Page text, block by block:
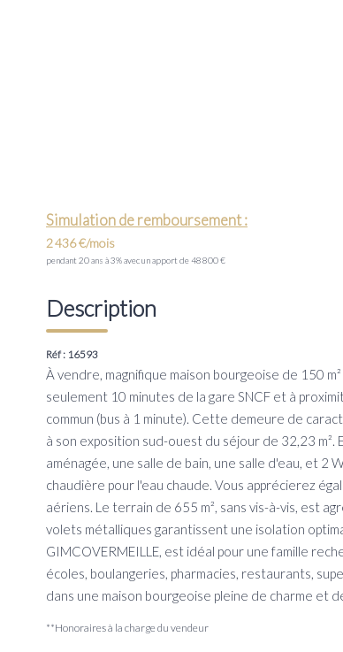
Simulation de remboursement :
2 436 €/mois
pendant 20 ans à 3% avec un apport de 48 800 €
Description
Réf : 16593
À vendre, magnifique maison bourgeoise de 150
seulement 10 minutes de la gare SNCF et à
commun (bus à 1 minute). Cette demeure de
à son exposition sud-ouest du séjour de 32,23 m².
aménagée, une salle de bain, une salle d'eau, et 2
chaudière pour l'eau chaude. Vous apprécierez
aériens. Le terrain de 655 m², sans vis-à-vis, est
volets métalliques garantissent une isolation
GIMCOVERMEILLE, est idéal pour une famille
écoles, boulangeries, pharmacies, restaurants,
dans une maison bourgeoise pleine de charme et
**Honoraires à la charge du vendeur